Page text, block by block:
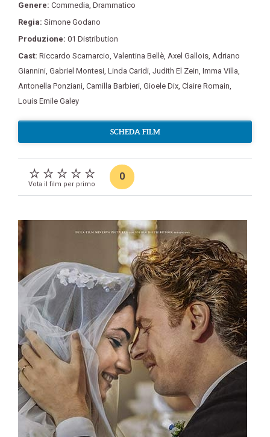
Genere: Commedia, Drammatico
Regia: Simone Godano
Produzione: 01 Distribution
Cast: Riccardo Scamarcio, Valentina Bellè, Axel Gallois, Adriano
Giannini, Gabriel Montesi, Linda Caridi, Judith El Zein, Imma Villa,
Antonella Ponziani, Camilla Barbieri, Gioele Dix, Claire Romain,
Louis Emile Galey
SCHEDA FILM
Vota il film per primo
0